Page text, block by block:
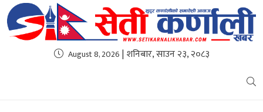
August 8, 2026 | शनिबार, साउन २३, २०८३